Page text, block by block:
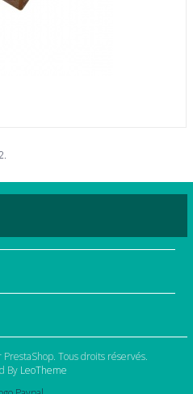
Tous droits réservés.
By LeoTheme